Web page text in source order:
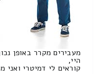
מעבירים מקרר באופן
היי,
קוראים לי דמיטרי